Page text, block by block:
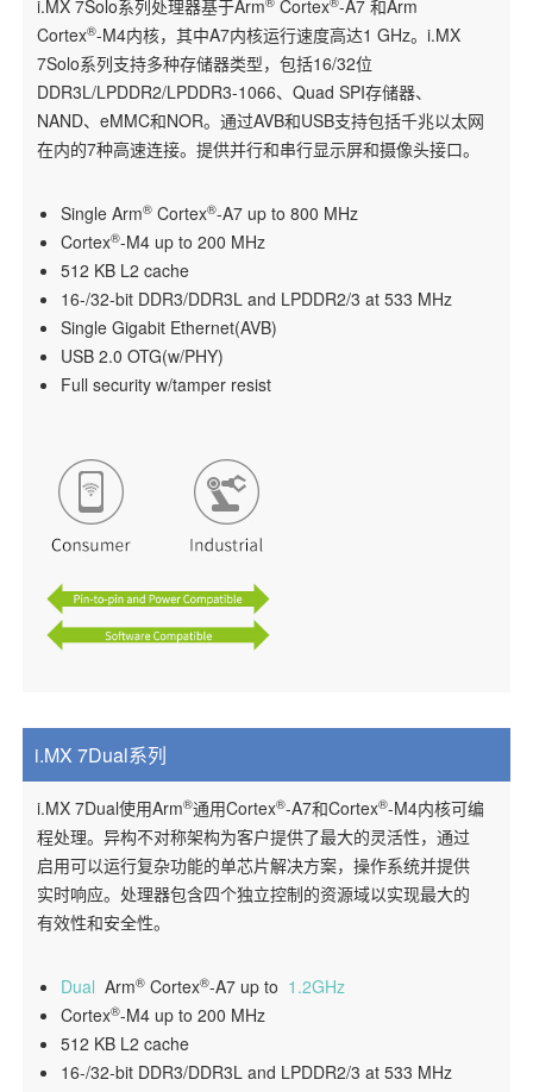
i.MX 7Solo系列处理器基于Arm Cortex -A7 和Arm
Cortex®-M4内核，其中A7内核运行速度高达1 GHz。i.MX
7Solo系列支持多种存储器类型，包括16/32位
DDR3L/LPDDR2/LPDDR3-1066、Quad SPI存储器、
NAND、eMMC和NOR。通过AVB和USB支持包括千兆以太网
在内的7种高速连接。提供并行和串行显示屏和摄像头接口。
Single Arm® Cortex®-A7 up to 800 MHz
Cortex®-M4 up to 200 MHz
512 KB L2 cache
16-/32-bit DDR3/DDR3L and LPDDR2/3 at 533 MHz
Single Gigabit Ethernet(AVB)
USB 2.0 OTG(w/PHY)
Full security w/tamper resist
i.MX 7Dual系列
i.MX 7Dual使用Arm®通用Cortex®-A7和Cortex®-M4内核可编
程处理。异构不对称架构为客户提供了最大的灵活性，通过
启用可以运行复杂功能的单芯片解决方案，操作系统并提供
实时响应。处理器包含四个独立控制的资源域以实现最大的
有效性和安全性。
Dual Arm® Cortex®-A7 up to 1.2GHz
Cortex®-M4 up to 200 MHz
512 KB L2 cache
16-/32-bit DDR3/DDR3L and LPDDR2/3 at 533 MHz